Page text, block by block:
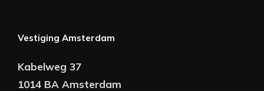
Vestiging Amsterdam
Kabelweg 37
1014 BA Amsterdam